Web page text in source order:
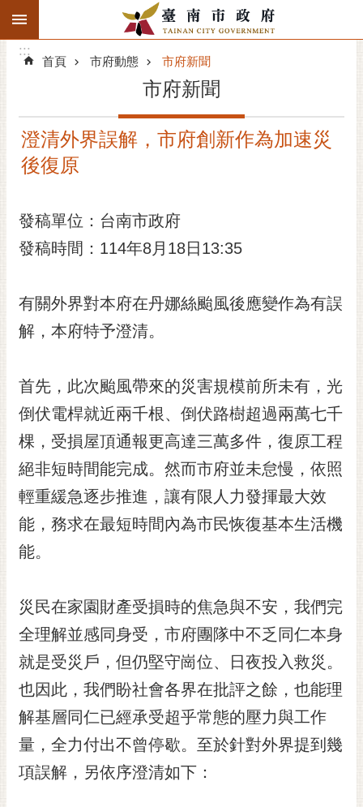
跳到主要內容區塊
搜
階
精彩府城
市府團隊
主題服務
市政資訊
市民互動
黃
偉
哲
螢
光
花
泉
桐
花
網
站
導
覽
訂
閱
RSS
訂
:::
:::
首頁 市府動態 市府新聞
市府新聞
澄清外界誤解，市府創新作為加速災
後復原
發稿單位：台南市政府
發稿時間：114年8月18日13:35
有關外界對本府在丹娜絲颱風後應變作為有誤
解，本府特予澄清。
首先，此次颱風帶來的災害規模前所未有，光
倒伏電桿就近兩千根、倒伏路樹超過兩萬七千
棵，受損屋頂通報更高達三萬多件，復原工程
絕非短時間能完成。然而市府並未怠慢，依照
輕重緩急逐步推進，讓有限人力發揮最大效
能，務求在最短時間內為市民恢復基本生活機
能。
災民在家園財產受損時的焦急與不安，我們完
全理解並感同身受，市府團隊中不乏同仁本身
就是受災戶，但仍堅守崗位、日夜投入救災。
也因此，我們盼社會各界在批評之餘，也能理
解基層同仁已經承受超乎常態的壓力與工作
量，全力付出不曾停歇。至於針對外界提到幾
項誤解，另依序澄清如下：